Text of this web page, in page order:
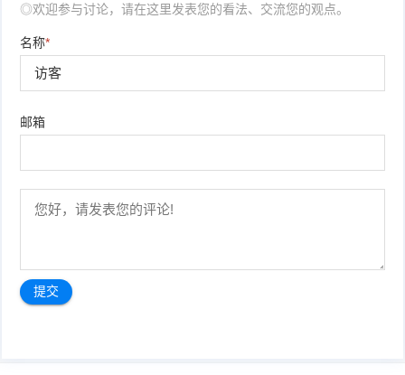
◎欢迎参与讨论，请在这里发表您的看法、交流您的观点。
名称*
邮箱